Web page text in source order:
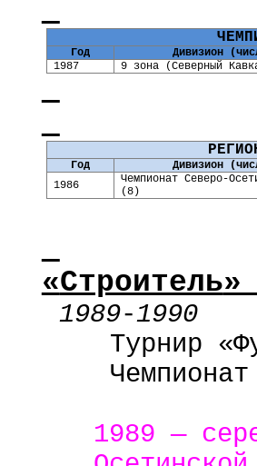
Год Дивизион
1987
9 зона (Северный
Год Дивизион
1986
Чемпионат Северо-
(8)
«Строитель»
1989-1990
Турнир
Чемпионат
1989 —